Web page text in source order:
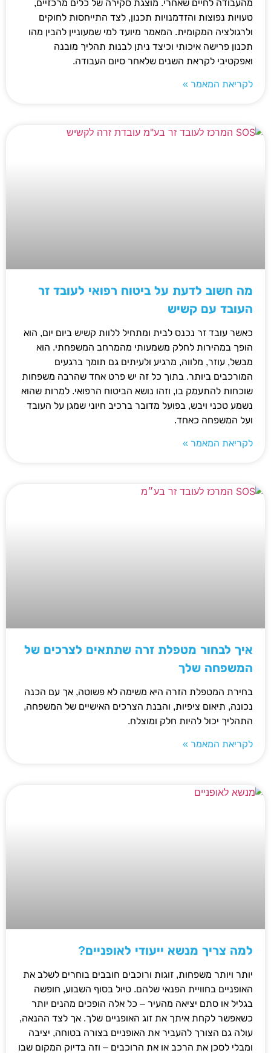
מהעבודה לחיים שאחרי. מוצגת סקירה של כלים מרכזיים,
טעויות נפוצות והזדמנויות תכנון, לצד התייחסות לחוקים
ולרגולציה המקומית. המאמר מיועד למי שמעוניין להבין מהו
תכנון פרישה איכותי וכיצד ניתן לבנות תהליך מובנה
ואפקטיבי לקראת השנים שלאחר סיום העבודה.
לקריאת המאמר »
מה חשוב לדעת על ביטוח רפואי לעובד זר
העובד עם קשיש
כאשר עובד זר נכנס לבית ומתחיל ללוות קשיש ביום יום, הוא
הופך במהירות לחלק משמעותי מהמרחב המשפחתי. הוא
מבשל, עוזר, מלווה, מרגיע ולעיתים גם תומך ברגעים
המורכבים ביותר. בתוך כל זה יש פרט אחד שהרבה משפחות
שוכחות להתעמק בו, וזהו נושא הביטוח הרפואי. למרות שהוא
נשמע טכני ויבש, בפועל מדובר ברכיב חיוני שמגן על העובד
ועל המשפחה כאחד.
לקריאת המאמר »
איך לבחור מטפלת זרה שתתאים לצרכים של
המשפחה שלך
בחירת המטפלת הזרה היא משימה לא פשוטה, אך עם הכנה
נכונה, תיאום ציפיות, והבנת הצרכים האישיים של המשפחה,
התהליך יכול להיות חלק ומוצלח.
לקריאת המאמר »
למה צריך מנשא ייעודי לאופניים?
יותר ויותר משפחות, זוגות ורוכבים חובבים בוחרים לשלב את
האופניים בחוויית הפנאי שלהם. טיול בסוף השבוע, חופשה
בגליל או סתם יציאה מהעיר – כל אלה הופכים מהנים יותר
כשאפשר לקחת איתך את זוג האופניים שלך. אך לצד ההנאה,
עולה גם הצורך להעביר את האופניים בצורה בטוחה, יציבה
ומבלי לסכן את הרכב או את הרוכבים – וזה בדיוק המקום שבו